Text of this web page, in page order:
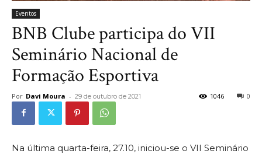
Eventos
BNB Clube participa do VII
Seminário Nacional de
Formação Esportiva
Por Davi Moura - 29 de outubro de 2021 0
1046
Na última quarta-feira, 27.10, iniciou-se o VII Seminário